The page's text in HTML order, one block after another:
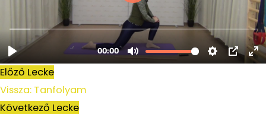
Előző Lecke
Vissza: Tanfolyam
Következő Lecke